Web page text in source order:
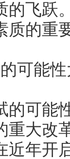
的飞跃
质的重
能性
可能性
重大改
近年开